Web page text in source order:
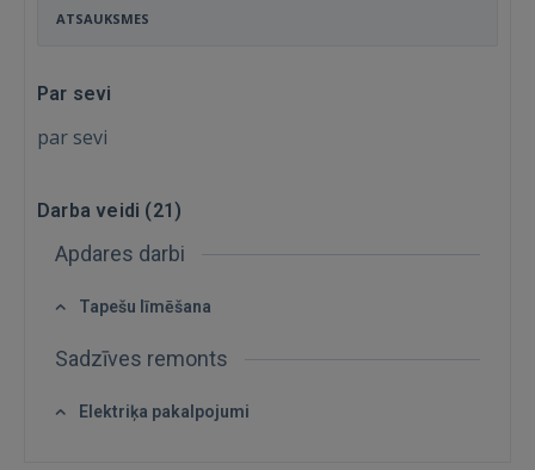
ATSAUKSMES
Par sevi
par sevi
Darba veidi (21)
Apdares darbi
Tapešu līmēšana
Sadzīves remonts
Elektriķa pakalpojumi